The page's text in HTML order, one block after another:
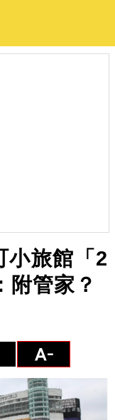
旅館「2
附管家？